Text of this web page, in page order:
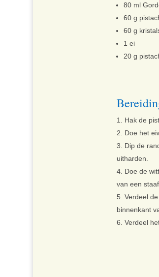
80 ml
60 g
60 g
1 ei
20 g
Hak de
Doe het
Dip de
uitharden.
Doe de
van een
Verdeel
binnenkant
Verdeel